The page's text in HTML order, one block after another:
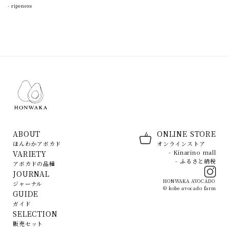
- ripeness
ABOUT
ほんわかアボカド
VARIETY
アボカドの品種
JOURNAL
ジャーナル
GUIDE
ガイド
SELECTION
販売セット
ONLINE STORE
オンラインストア
- Kinarino mall
- ふるさと納税
HONWAKA AVOCADO
© kobe avocado farm